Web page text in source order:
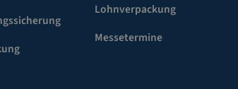
Lohnverpackung
Messetermine